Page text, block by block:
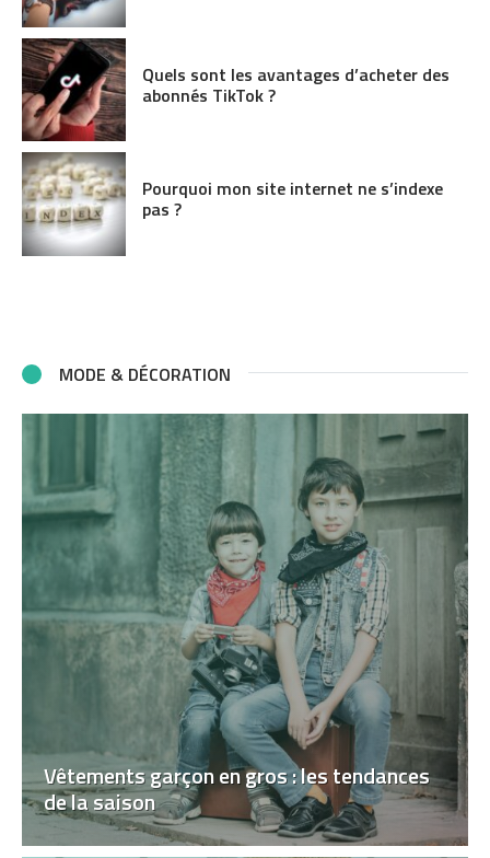
Quels sont les avantages d’acheter des
abonnés TikTok ?
Pourquoi mon site internet ne s’indexe
pas ?
MODE & DÉCORATION
Vêtements garçon en gros : les tendances
de la saison